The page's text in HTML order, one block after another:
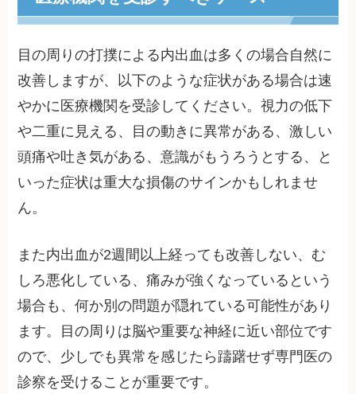
目の周りの打撲による内出血は多くの場合自然に
改善しますが、以下のような症状がある場合は速
やかに医療機関を受診してください。視力の低下
や二重に見える、目の動きに異常がある、激しい
頭痛や吐き気がある、意識がもうろうとする、と
いった症状は重大な損傷のサインかもしれませ
ん。
また内出血が2週間以上経っても改善しない、む
しろ悪化している、痛みが強くなっているという
場合も、何か別の問題が隠れている可能性があり
ます。目の周りは脳や重要な神経に近い部位です
ので、少しでも異常を感じたら躊躇せず専門医の
診察を受けることが重要です。